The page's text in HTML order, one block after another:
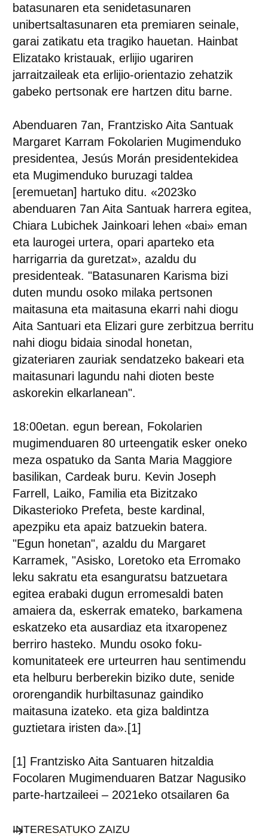
batasunaren eta senidetasunaren
unibertsaltasunaren eta premiaren seinale,
garai zatikatu eta tragiko hauetan. Hainbat
Elizatako kristauak, erlijio ugariren
jarraitzaileak eta erlijio-orientazio zehatzik
gabeko pertsonak ere hartzen ditu barne.
Abenduaren 7an, Frantzisko Aita Santuak
Margaret Karram Fokolarien Mugimenduko
presidentea, Jesús Morán presidentekidea
eta Mugimenduko buruzagi taldea
[eremuetan] hartuko ditu. «2023ko
abenduaren 7an Aita Santuak harrera egitea,
Chiara Lubichek Jainkoari lehen «bai» eman
eta laurogei urtera, opari aparteko eta
harrigarria da guretzat», azaldu du
presidenteak. "Batasunaren Karisma bizi
duten mundu osoko milaka pertsonen
maitasuna eta maitasuna ekarri nahi diogu
Aita Santuari eta Elizari gure zerbitzua berritu
nahi diogu bidaia sinodal honetan,
gizateriaren zauriak sendatzeko bakeari eta
maitasunari lagundu nahi dioten beste
askorekin elkarlanean".
18:00etan. egun berean, Fokolarien
mugimenduaren 80 urteengatik esker oneko
meza ospatuko da Santa Maria Maggiore
basilikan, Cardeak buru. Kevin Joseph
Farrell, Laiko, Familia eta Bizitzako
Dikasterioko Prefeta, beste kardinal,
apezpiku eta apaiz batzuekin batera.
"Egun honetan", azaldu du Margaret
Karramek, "Asisko, Loretoko eta Erromako
leku sakratu eta esanguratsu batzuetara
egitea erabaki dugun erromesaldi baten
amaiera da, eskerrak emateko, barkamena
eskatzeko eta ausardiaz eta itxaropenez
berriro hasteko. Mundu osoko foku-
komunitateek ere urteurren hau sentimendu
eta helburu berberekin biziko dute, senide
ororengandik hurbiltasunaz gaindiko
maitasuna izateko. eta giza baldintza
guztietara iristen da».[1]
[1] Frantzisko Aita Santuaren hitzaldia
Focolaren Mugimenduaren Batzar Nagusiko
parte-hartzaileei – 2021eko otsailaren 6a
INTERESATUKO ZAIZU